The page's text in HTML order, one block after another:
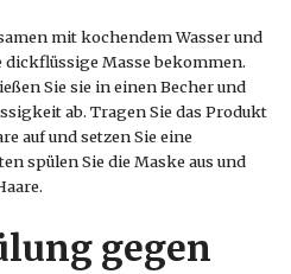
mit kochendem Wasser und
dickflüssige Masse bekommen.
Sie sie in einen Becher und
ab. Tragen Sie das Produkt
auf und setzen Sie eine
spülen Sie die Maske aus und
gegen